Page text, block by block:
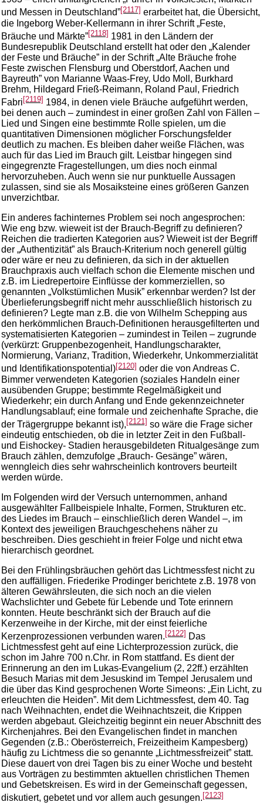
und Messen in Deutschland”[2117] erarbeitet hat, die Übersicht,
die Ingeborg Weber-Kellermann in ihrer Schrift „Feste,
Bräuche und Märkte”[2118] 1981 in den Ländern der
Bundesrepublik Deutschland erstellt hat oder den „Kalender
der Feste und Bräuche” in der Schrift „Alte Bräuche frohe
Feste zwischen Flensburg und Oberstdorf, Aachen und
Bayreuth” von Marianne Waas-Frey, Udo Moll, Burkhard
Brehm, Hildegard Frieß-Reimann, Roland Paul, Friedrich
Fabri [2119] 1984, in denen viele Bräuche aufgeführt werden,
bei denen auch – zumindest in einer großen Zahl von Fällen –
Lied und Singen eine bestimmte Rolle spielen, um die
quantitativen Dimensionen möglicher Forschungsfelder
deutlich zu machen. Es bleiben daher weiße Flächen, was
auch für das Lied im Brauch gilt. Leistbar hingegen sind
eingegrenzte Fragestellungen, um dies noch einmal
hervorzuheben. Auch wenn sie nur punktuelle Aussagen
zulassen, sind sie als Mosaiksteine eines größeren Ganzen
unverzichtbar.
Ein anderes fachinternes Problem sei noch angesprochen:
Wie eng bzw. wieweit ist der Brauch-Begriff zu definieren?
Reichen die tradierten Kategorien aus? Wieweit ist der Begriff
der „Authentizität” als Brauch-Kriterium noch generell gültig
oder wäre er neu zu definieren, da sich in der aktuellen
Brauchpraxis auch vielfach schon die Elemente mischen und
z.B. im Liedrepertoire Einflüsse der kommerziellen, so
genannten „Volkstümlichen Musik” erkennbar werden? Ist der
Überlieferungsbegriff nicht mehr ausschließlich historisch zu
definieren? Legte man z.B. die von Wilhelm Schepping aus
den herkömmlichen Brauch-Definitionen herausgefilterten und
systematisierten Kategorien – zumindest in Teilen – zugrunde
(verkürzt: Gruppenbezogenheit, Handlungscharakter,
Normierung, Varianz, Tradition, Wiederkehr, Unkommerzialität
und Identifikationspotential)[2120] oder die von Andreas C.
Bimmer verwendeten Kategorien (soziales Handeln einer
ausübenden Gruppe; bestimmte Regelmäßigkeit und
Wiederkehr; ein durch Anfang und Ende gekennzeichneter
Handlungsablauf; eine formale und zeichenhafte Sprache, die
der Trägergruppe bekannt ist),[2121] so wäre die Frage sicher
eindeutig entschieden, ob die in letzter Zeit in den Fußball-
und Eishockey- Stadien herausgebildeten Ritualgesänge zum
Brauch zählen, demzufolge „Brauch- Gesänge” wären,
wenngleich dies sehr wahrscheinlich kontrovers beurteilt
werden würde.
Im Folgenden wird der Versuch unternommen, anhand
ausgewählter Fallbeispiele Inhalte, Formen, Strukturen etc.
des Liedes im Brauch – einschließlich deren Wandel –, im
Kontext des jeweiligen Brauchgeschehens näher zu
beschreiben. Dies geschieht in freier Folge und nicht etwa
hierarchisch geordnet.
Bei den Frühlingsbräuchen gehört das Lichtmessfest nicht zu
den auffälligen. Friederike Prodinger berichtete z.B. 1978 von
älteren Gewährsleuten, die sich noch an die vielen
Wachslichter und Gebete für Lebende und Tote erinnern
konnten. Heute beschränkt sich der Brauch auf die
Kerzenweihe in der Kirche, mit der einst feierliche
Kerzenprozessionen verbunden waren. [2122] Das
Lichtmessfest geht auf eine Lichterprozession zurück, die
schon im Jahre 700 n.Chr. in Rom stattfand. Es dient der
Erinnerung an den im Lukas-Evangelium (2, 22ff.) erzählten
Besuch Marias mit dem Jesuskind im Tempel Jerusalem und
die über das Kind gesprochenen Worte Simeons: „Ein Licht, zu
erleuchten die Heiden”. Mit dem Lichtmessfest, dem 40. Tag
nach Weihnachten, endet die Weihnachtszeit, die Krippen
werden abgebaut. Gleichzeitig beginnt ein neuer Abschnitt des
Kirchenjahres. Bei den Evangelischen findet in manchen
Gegenden (z.B.: Oberösterreich, Freizeitheim Kampesberg)
häufig zu Lichtmess die so genannte „Lichtmessfreizeit” statt.
Diese dauert von drei Tagen bis zu einer Woche und besteht
aus Vorträgen zu bestimmten aktuellen christlichen Themen
und Gebetskreisen. Es wird in der Gemeinschaft gegessen,
diskutiert, gebetet und vor allem auch gesungen.[2123]